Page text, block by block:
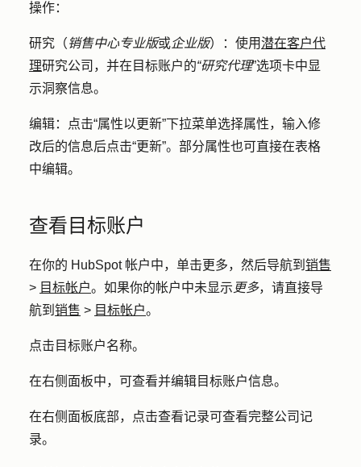
操作：
研究（销售中心专业版或企业版）： 使用潜在客户代
理研究公司，并在目标账户的“研究代理”选项卡中显
示洞察信息。
编辑： 点击“属性以更新”下拉菜单选择属性，输入修
改后的信息后点击“更新”。部分属性也可直接在表格
中编辑。
查看目标账户
在你的 HubSpot 帐户中，单击更多，然后导航到 销售
> 目标帐户。如果你的帐户中未显示 更多，请直接导
航到 销售 > 目标帐户。
点击 目标账户名称。
在右侧面板中，可查看并编辑目标账户信息。
在右侧面板底部，点击查看记录可查看完整公司记
录。